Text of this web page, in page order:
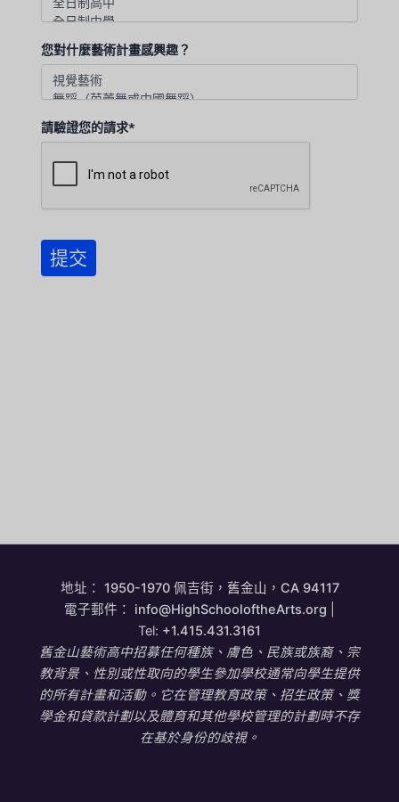
您對什麼藝術計畫感興趣？
請驗證您的請求*
提交
地址： 1950-1970 佩吉街，舊金山，CA 94117
電子郵件： info@HighSchooloftheArts.org
Tel: +1.415.431.3161
舊金山藝術高中招募任何種族、膚色、民族或族裔、宗
教背景、性別或性取向的學生參加學校通常向學生提供
的所有計畫和活動。它在管理教育政策、招生政策、獎
學金和貸款計劃以及體育和其他學校管理的計劃時不存
在基於身份的歧視。